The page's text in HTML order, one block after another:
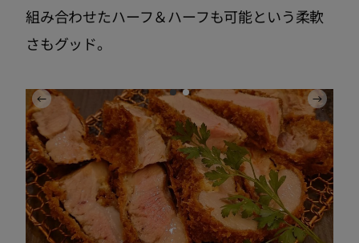
組み合わせたハーフ＆ハーフも可能という柔軟
さもグッド。